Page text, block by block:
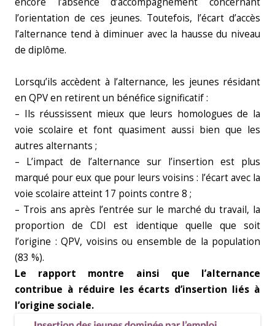
l’orientation de ces jeunes. Toutefois, l’écart d’accès
l’alternance tend à diminuer avec la hausse du niveau
de diplôme.
Lorsqu’ils accèdent à l’alternance, les jeunes résidant
en QPV en retirent un bénéfice significatif :
– Ils réussissent mieux que leurs homologues de la
voie scolaire et font quasiment aussi bien que les
autres alternants ;
– L’impact de l’alternance sur l’insertion est plus
marqué pour eux que pour leurs voisins : l’écart avec la
voie scolaire atteint 17 points contre 8 ;
– Trois ans après l’entrée sur le marché du travail, la
proportion de CDI est identique quelle que soit
l’origine : QPV, voisins ou ensemble de la population
(83 %).
Le rapport montre ainsi que l’alternance
contribue à réduire les écarts d’insertion liés à
l’origine sociale.